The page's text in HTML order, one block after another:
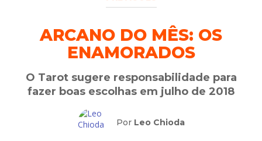
ARCANO DO MÊS: OS
ENAMORADOS
O Tarot sugere responsabilidade para
fazer boas escolhas em julho de 2018
Por Leo Chioda